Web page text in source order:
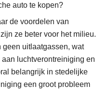
auto te kopen?
de voordelen van
ze beter voor het milieu.
geen uitlaatgassen, wat
luchtverontreiniging en
belangrijk in stedelijke
een groot probleem